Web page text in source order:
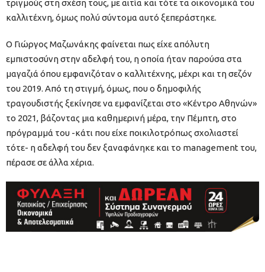
τριγμούς στη σχέση τους, με αιτία και τότε τα οικονομικά του
καλλιτέχνη, όμως πολύ σύντομα αυτό ξεπεράστηκε.
Ο Γιώργος Μαζωνάκης φαίνεται πως είχε απόλυτη
εμπιστοσύνη στην αδελφή του, η οποία ήταν παρούσα στα
μαγαζιά όπου εμφανιζόταν ο καλλιτέχνης, μέχρι και τη σεζόν
του 2019. Από τη στιγμή, όμως, που ο δημοφιλής
τραγουδιστής ξεκίνησε να εμφανίζεται στο «Κέντρο Αθηνών»
το 2021, βάζοντας μια καθημερινή μέρα, την Πέμπτη, στο
πρόγραμμά του -κάτι που είχε ποικιλοτρόπως σχολιαστεί
τότε- η αδελφή του δεν ξαναφάνηκε και το management του,
πέρασε σε άλλα χέρια.